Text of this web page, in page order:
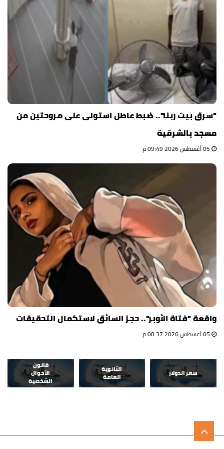
"سرق بيت ربنا".. ضبط عاطل استولى على مروحتين من
مسجد بالشرقية
واقعة "فتاة الأوبر".. حجز السائق لاستكمال التحقيقات
سعر الدولار
الثانوية
العامة
قانون
الأحوال
الشخصية